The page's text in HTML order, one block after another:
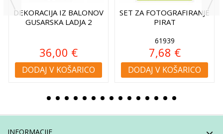
DEKORACIJA IZ BALONOV
GUSARSKA LADJA 2
36,00 €
DODAJ V KOŠARICO
SET ZA FOTOGRAFIRANJE
PIRAT
61939
7,68 €
DODAJ V KOŠARICO
INFORMACIJE